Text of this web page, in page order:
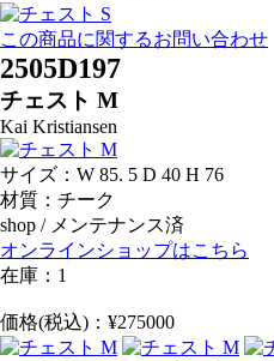
この商品に関するお問い合わせ
2505D197
チェスト M
Kai Kristiansen
サイズ：W 85. 5 D 40 H 76
材質：チーク
shop / メンテナンス済
オンラインショップはこちら
在庫：1
価格(税込)：¥275000